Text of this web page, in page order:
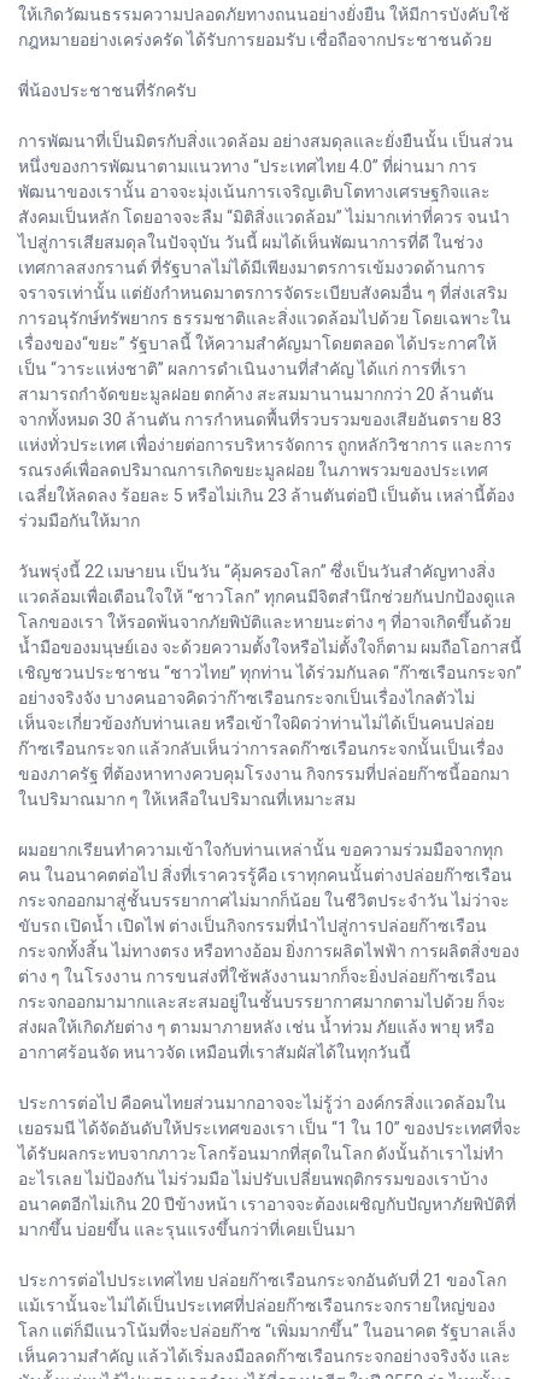
ให้เกิดวัฒนธรรมความปลอดภัยทางถนนอย่างยั่งยืน ให้มีการบังคับใช้
กฎหมายอย่างเคร่งครัด ได้รับการยอมรับ เชื่อถือจากประชาชนด้วย
พี่น้องประชาชนที่รักครับ
การพัฒนาที่เป็นมิตรกับสิ่งแวดล้อม อย่างสมดุลและยั่งยืนนั้น เป็นส่วน
หนึ่งของการพัฒนาตามแนวทาง “ประเทศไทย 4.0” ที่ผ่านมา การ
พัฒนาของเรานั้น อาจจะมุ่งเน้นการเจริญเติบโตทางเศรษฐกิจและ
สังคมเป็นหลัก โดยอาจจะลืม “มิติสิ่งแวดล้อม” ไม่มากเท่าที่ควร จนนำ
ไปสู่การเสียสมดุลในปัจจุบัน วันนี้ ผมได้เห็นพัฒนาการที่ดี ในช่วง
เทศกาลสงกรานต์ ที่รัฐบาลไม่ได้มีเพียงมาตรการเข้มงวดด้านการ
จราจรเท่านั้น แต่ยังกำหนดมาตรการจัดระเบียบสังคมอื่น ๆ ที่ส่งเสริม
การอนุรักษ์ทรัพยากร ธรรมชาติและสิ่งแวดล้อมไปด้วย โดยเฉพาะใน
เรื่องของ“ขยะ” รัฐบาลนี้ ให้ความสำคัญมาโดยตลอด ได้ประกาศให้
เป็น “วาระแห่งชาติ” ผลการดำเนินงานที่สำคัญ ได้แก่ การที่เรา
สามารถกำจัดขยะมูลฝอย ตกค้าง สะสมมานานมากกว่า 20 ล้านตัน
จากทั้งหมด 30 ล้านตัน การกำหนดพื้นที่รวบรวมของเสียอันตราย 83
แห่งทั่วประเทศ เพื่อง่ายต่อการบริหารจัดการ ถูกหลักวิชาการ และการ
รณรงค์เพื่อลดปริมาณการเกิดขยะมูลฝอย ในภาพรวมของประเทศ
เฉลี่ยให้ลดลง ร้อยละ 5 หรือไม่เกิน 23 ล้านตันต่อปี เป็นต้น เหล่านี้ต้อง
ร่วมมือกันให้มาก
วันพรุ่งนี้ 22 เมษายน เป็นวัน “คุ้มครองโลก” ซึ่งเป็นวันสำคัญทางสิ่ง
แวดล้อมเพื่อเตือนใจให้ “ชาวโลก” ทุกคนมีจิตสำนึกช่วยกันปกป้องดูแล
โลกของเรา ให้รอดพ้นจากภัยพิบัติและหายนะต่าง ๆ ที่อาจเกิดขึ้นด้วย
น้ำมือของมนุษย์เอง จะด้วยความตั้งใจหรือไม่ตั้งใจก็ตาม ผมถือโอกาสนี้
เชิญชวนประชาชน “ชาวไทย” ทุกท่าน ได้ร่วมกันลด “ก๊าซเรือนกระจก”
อย่างจริงจัง บางคนอาจคิดว่าก๊าซเรือนกระจกเป็นเรื่องไกลตัวไม่
เห็นจะเกี่ยวข้องกับท่านเลย หรือเข้าใจผิดว่าท่านไม่ได้เป็นคนปล่อย
ก๊าซเรือนกระจก แล้วกลับเห็นว่าการลดก๊าซเรือนกระจกนั้นเป็นเรื่อง
ของภาครัฐ ที่ต้องหาทางควบคุมโรงงาน กิจกรรมที่ปล่อยก๊าซนี้ออกมา
ในปริมาณมาก ๆ ให้เหลือในปริมาณที่เหมาะสม
ผมอยากเรียนทำความเข้าใจกับท่านเหล่านั้น ขอความร่วมมือจากทุก
คน ในอนาคตต่อไป สิ่งที่เราควรรู้คือ เราทุกคนนั้นต่างปล่อยก๊าซเรือน
กระจกออกมาสู่ชั้นบรรยากาศไม่มากก็น้อย ในชีวิตประจำวัน ไม่ว่าจะ
ขับรถ เปิดน้ำ เปิดไฟ ต่างเป็นกิจกรรมที่นำไปสู่การปล่อยก๊าซเรือน
กระจกทั้งสิ้น ไม่ทางตรง หรือทางอ้อม ยิ่งการผลิตไฟฟ้า การผลิตสิ่งของ
ต่าง ๆ ในโรงงาน การขนส่งที่ใช้พลังงานมากก็จะยิ่งปล่อยก๊าซเรือน
กระจกออกมามากและสะสมอยู่ในชั้นบรรยากาศมากตามไปด้วย ก็จะ
ส่งผลให้เกิดภัยต่าง ๆ ตามมาภายหลัง เช่น น้ำท่วม ภัยแล้ง พายุ หรือ
อากาศร้อนจัด หนาวจัด เหมือนที่เราสัมผัสได้ในทุกวันนี้
ประการต่อไป คือคนไทยส่วนมากอาจจะไม่รู้ว่า องค์กรสิ่งแวดล้อมใน
เยอรมนี ได้จัดอันดับให้ประเทศของเรา เป็น “1 ใน 10” ของประเทศที่จะ
ได้รับผลกระทบจากภาวะโลกร้อนมากที่สุดในโลก ดังนั้นถ้าเราไม่ทำ
อะไรเลย ไม่ป้องกัน ไม่ร่วมมือ ไม่ปรับเปลี่ยนพฤติกรรมของเราบ้าง
อนาคตอีกไม่เกิน 20 ปีข้างหน้า เราอาจจะต้องเผชิญกับปัญหาภัยพิบัติที่
มากขึ้น บ่อยขึ้น และรุนแรงขึ้นกว่าที่เคยเป็นมา
ประการต่อไปประเทศไทย ปล่อยก๊าซเรือนกระจกอันดับที่ 21 ของโลก
แม้เรานั้นจะไม่ได้เป็นประเทศที่ปล่อยก๊าซเรือนกระจกรายใหญ่ของ
โลก แต่ก็มีแนวโน้มที่จะปล่อยก๊าซ “เพิ่มมากขึ้น” ในอนาคต รัฐบาลเล็ง
เห็นความสำคัญ แล้วได้เริ่มลงมือลดก๊าซเรือนกระจกอย่างจริงจัง และ